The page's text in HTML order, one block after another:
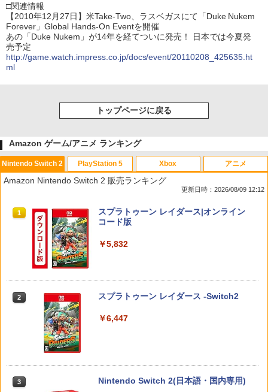
□関連情報
【2010年12月27日】米Take-Two、ラスベガスにて「Duke Nukem
Forever」Global Hands-On Eventを開催
あの「Duke Nukem」が14年を経てついに発売！ 日本では今夏発
売予定
http://game.watch.impress.co.jp/docs/event/20110208_425635.ht
ml
トップページに戻る
Amazon ゲーム/アニメ ランキング
Nintendo Switch 2
Amazon Nintendo Switch 2 販売ランキング
更新日時：2026/08/09 12:12
1
スプラトゥーン レイダース|オンライン
コード版
￥5,832
2 スプラトゥーン レイダース -Switch2
￥6,447
3 Nintendo Switch 2(日本語・国内専用)
PlayStation 5 Xbox アニメ